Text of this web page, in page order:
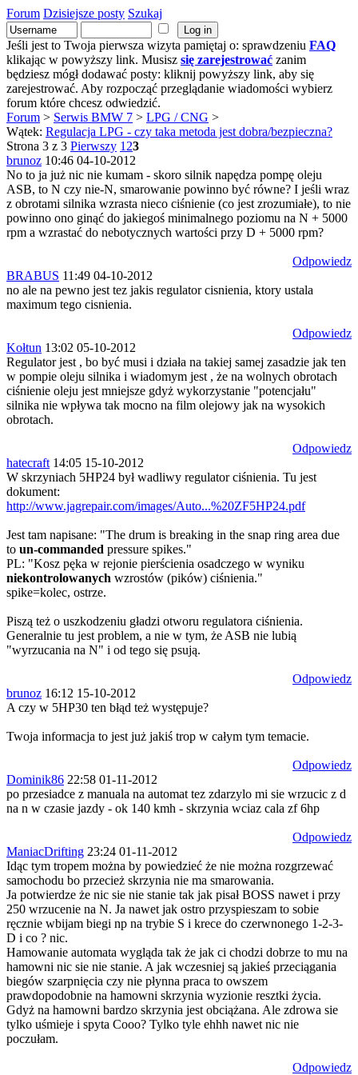
Forum Dzisiejsze posty Szukaj
Jeśli jest to Twoja pierwsza wizyta pamiętaj o: sprawdzeniu FAQ
klikając w powyższy link. Musisz się zarejestrować zanim
będziesz mógł dodawać posty: kliknij powyższy link, aby się
zarejestrować. Aby rozpocząć przeglądanie wiadomości wybierz
forum które chcesz odwiedzić.
Forum > Serwis BMW 7 > LPG / CNG >
Wątek: Regulacja LPG - czy taka metoda jest dobra/bezpieczna?
Strona 3 z 3 Pierwszy 1 23
brunoz 10:46 04-10-2012
No to ja już nic nie kumam - skoro silnik napędza pompę oleju
ASB, to N czy nie-N, smarowanie powinno być równe? I jeśli wraz
z obrotami silnika wzrasta nieco ciśnienie (co jest zrozumiałe), to nie
powinno ono ginąć do jakiegoś minimalnego poziomu na N + 5000
rpm a wzrastać do nebotycznych wartości przy D + 5000 rpm?
Odpowiedz
BRABUS 11:49 04-10-2012
no ale na pewno jest tez jakis regulator cisnienia, ktory ustala
maximum tego cisnienia.
Odpowiedz
Kołtun 13:02 05-10-2012
Regulator jest , bo być musi i działa na takiej samej zasadzie jak ten
w pompie oleju silnika i wiadomym jest , że na wolnych obrotach
ciśnienie oleju jest mniejsze gdyż wykorzystanie "potencjału"
silnika nie wpływa tak mocno na film olejowy jak na wysokich
obrotach.
Odpowiedz
hatecraft 14:05 15-10-2012
W skrzyniach 5HP24 był wadliwy regulator ciśnienia. Tu jest
dokument:
http://www.jagrepair.com/images/Auto...%20ZF5HP24.pdf
Jest tam napisane: "The drum is breaking in the snap ring area due
to un-commanded pressure spikes."
PL: "Kosz pęka w rejonie pierścienia osadczego w wyniku
niekontrolowanych wzrostów (pików) ciśnienia."
spike=kolec, ostrze.
Piszą też o uszkodzeniu gładzi otworu regulatora ciśnienia.
Generalnie tu jest problem, a nie w tym, że ASB nie lubią
"wyrzucania na N" i od tego się psują.
Odpowiedz
brunoz 16:12 15-10-2012
A czy w 5HP30 ten błąd też występuje?
Twoja informacja to jest już jakiś trop w całym tym temacie.
Odpowiedz
Dominik86 22:58 01-11-2012
po przesiadce z manuala na automat tez zdarzylo mi sie wrzucic z d
na n w czasie jazdy - ok 140 kmh - skrzynia wciaz cala zf 6hp
Odpowiedz
ManiacDrifting 23:24 01-11-2012
Idąc tym tropem można by powiedzieć że nie można rozgrzewać
samochodu bo przecież skrzynia nie ma smarowania.
Ja potwierdze że nic sie nie stanie tak jak pisał BOSS nawet i przy
250 wrzucenie na N. Ja nawet jak ostro przyspieszam to sobie
ręcznie wbijam biegi np na trybie S i krece do czerwnonego 1-2-3-
D i co ? nic.
Hamowanie automata wygląda tak że jak ci chodzi dobrze to mu na
hamowni nic sie nie stanie. A jak wczesniej są jakieś przeciągania
biegów szarpnięcia czy nie płynna praca to owszem
prawdopodobnie na hamowni skrzynia wyzionie resztki życia.
Gdyż na hamowni bardzo skrzynia jest obciążana. Ale zdrowa sie
tylko uśmieje i spyta Cooo? Tylko tyle ehhh nawet nic nie
poczułam.
Odpowiedz